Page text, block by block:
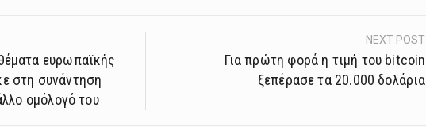
ευρωπαϊκής
στη συνάντηση
ομόλογό του
NEXT POST
Για πρώτη φορά η τιμή του bitcoin
ξεπέρασε τα 20.000 δολάρια